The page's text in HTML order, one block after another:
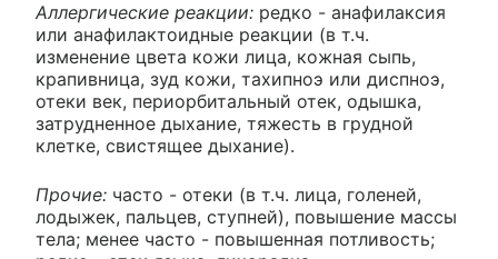
Аллергические реакции: редко - анафилаксия
или анафилактоидные реакции (в т.ч.
изменение цвета кожи лица, кожная сыпь,
крапивница, зуд кожи, тахипноэ или диспноэ,
отеки век, периорбитальный отек, одышка,
затрудненное дыхание, тяжесть в грудной
клетке, свистящее дыхание).
Прочие: часто - отеки (в т.ч. лица, голеней,
лодыжек, пальцев, ступней), повышение массы
тела; менее часто - повышенная потливость;